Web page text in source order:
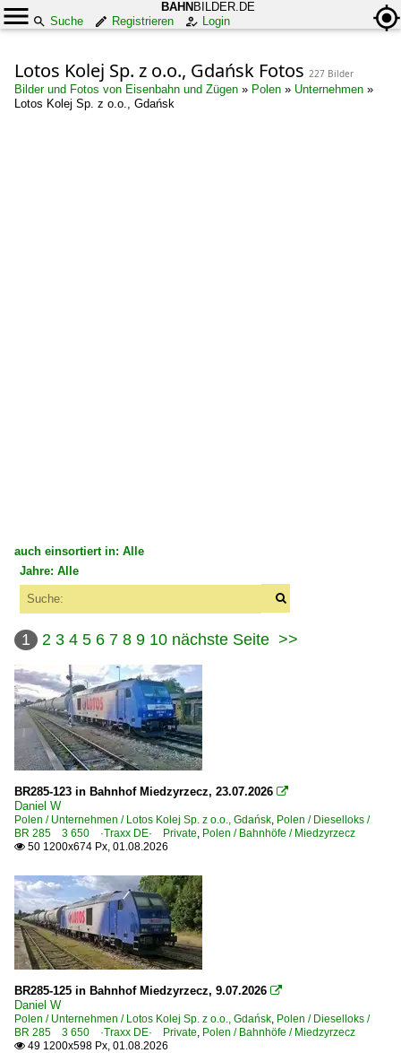
BAHN BILDER.DE
Suche
Registrieren Login
Lotos Kolej Sp. z o.o., Gdańsk Fotos 227 Bilder
Bilder und Fotos von Eisenbahn und Zügen » Polen » Unternehmen »
Lotos Kolej Sp. z o.o., Gdańsk
auch einsortiert in: Alle
Alle Kategorien
Deutschland
Bahnhöfe (A - E)
Dresden Hbf ·DH·
Eichenberg
Eilsleben
Bahnhöfe (F - K)
Guben
Rathenow
Sangerhausen
Dieselloks | 92 80
1 285 BR 285 ·Traxx DE·
E-Loks | Drehstrom | 91 80
Jahre: Alle
2006
2007
2008
2009
2010
2010
2012
2013
2014
2015
2016
2017
2018
1 2 3 4 5 6 7 8 9 10 nächste Seite >>
BR285-123 in Bahnhof Miedzyrzecz, 23.07.2026 
Daniel W
Polen / Unternehmen / Lotos Kolej Sp. z o.o., Gdańsk, Polen / Dieselloks /
BR 285 3 650 ·Traxx DE· Private, Polen / Bahnhöfe / Miedzyrzecz
 50 1200x674 Px, 01.08.2026
BR285-125 in Bahnhof Miedzyrzecz, 9.07.2026 
Daniel W
Polen / Unternehmen / Lotos Kolej Sp. z o.o., Gdańsk, Polen / Dieselloks /
BR 285 3 650 ·Traxx DE· Private, Polen / Bahnhöfe / Miedzyrzecz
 49 1200x598 Px, 01.08.2026